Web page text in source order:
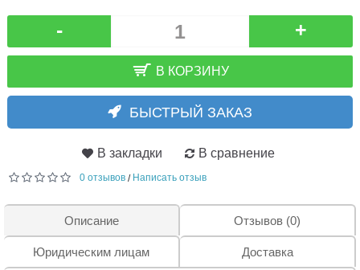
- +
В КОРЗИНУ
БЫСТРЫЙ ЗАКАЗ
В закладки В сравнение
0 отзывов / Написать отзыв
Описание Отзывов (0)
Юридическим лицам Доставка